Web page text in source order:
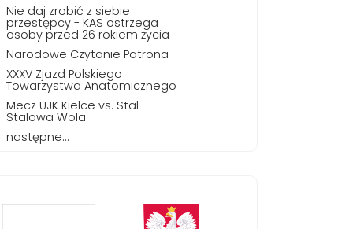
Nie daj zrobić z siebie
przestępcy - KAS ostrzega
osoby przed 26 rokiem życia
Narodowe Czytanie Patrona
XXXV Zjazd Polskiego
Towarzystwa Anatomicznego
Mecz UJK Kielce vs. Stal
Stalowa Wola
następne...